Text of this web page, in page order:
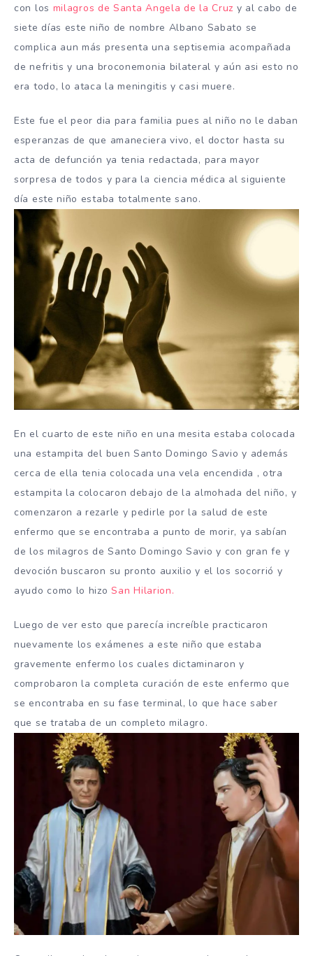
con los milagros de Santa Angela de la Cruz y al cabo de
siete días este niño de nombre Albano Sabato se
complica aun más presenta una septisemia acompañada
de nefritis y una broconemonia bilateral y aún asi esto no
era todo, lo ataca la meningitis y casi muere.
Este fue el peor dia para familia pues al niño no le daban
esperanzas de que amaneciera vivo, el doctor hasta su
acta de defunción ya tenia redactada, para mayor
sorpresa de todos y para la ciencia médica al siguiente
día este niño estaba totalmente sano.
En el cuarto de este niño en una mesita estaba colocada
una estampita del buen Santo Domingo Savio y además
cerca de ella tenia colocada una vela encendida , otra
estampita la colocaron debajo de la almohada del niño, y
comenzaron a rezarle y pedirle por la salud de este
enfermo que se encontraba a punto de morir, ya sabían
de los milagros de Santo Domingo Savio y con gran fe y
devoción buscaron su pronto auxilio y el los socorrió y
ayudo como lo hizoSan Hilarion.
Luego de ver esto que parecía increíble practicaron
nuevamente los exámenes a este niño que estaba
gravemente enfermo los cuales dictaminaron y
comprobaron la completa curación de este enfermo que
se encontraba en su fase terminal, lo que hace saber
que se trataba de un completo milagro.